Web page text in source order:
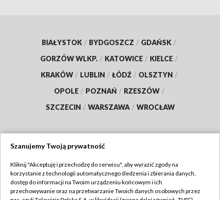
BIAŁYSTOK / BYDGOSZCZ / GDAŃSK /
GORZÓW WLKP. / KATOWICE / KIELCE /
KRAKÓW / LUBLIN / ŁÓDŹ / OLSZTYN /
OPOLE / POZNAŃ / RZESZÓW /
SZCZECIN / WARSZAWA / WROCŁAW
TVP
Abonament TVP
Regulamin TVP
Szanujemy Twoją prywatność
Kliknij "Akceptuję i przechodzę do serwisu", aby wyrazić zgody na
korzystanie z technologii automatycznego śledzenia i zbierania danych,
dostęp do informacji na Twoim urządzeniu końcowym i ich
przechowywanie oraz na przetwarzanie Twoich danych osobowych przez